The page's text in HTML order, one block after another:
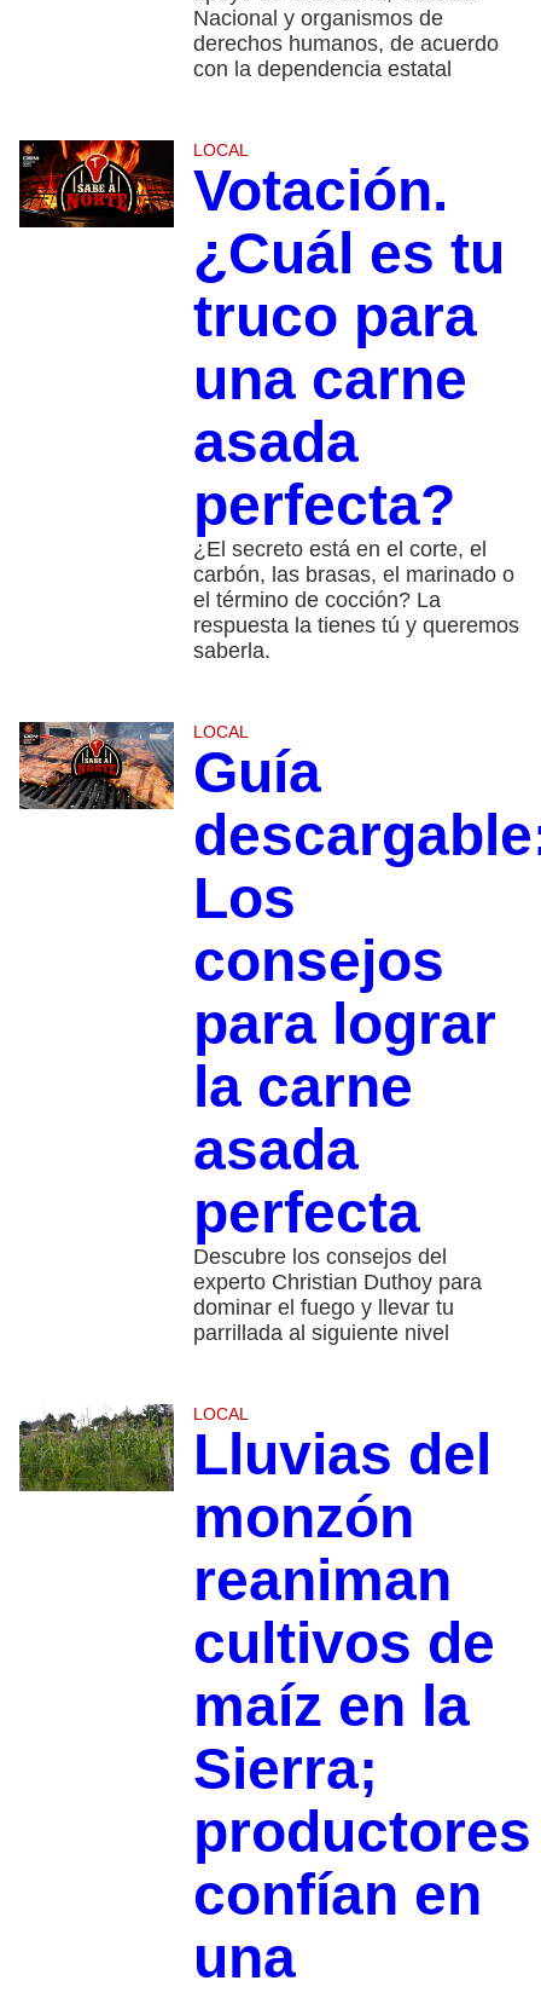
Nacional y organismos de
derechos humanos, de acuerdo
con la dependencia estatal
LOCAL
Votación.
¿Cuál es tu
truco para
una carne
asada
perfecta?
¿El secreto está en el corte, el
carbón, las brasas, el marinado o
el término de cocción? La
respuesta la tienes tú y queremos
saberla.
LOCAL
Guía
Los
consejos
para lograr
la carne
asada
perfecta
Descubre los consejos del
experto Christian Duthoy para
dominar el fuego y llevar tu
parrillada al siguiente nivel
LOCAL
Lluvias del
monzón
reaniman
cultivos de
maíz en la
Sierra;
productores
confían en
una